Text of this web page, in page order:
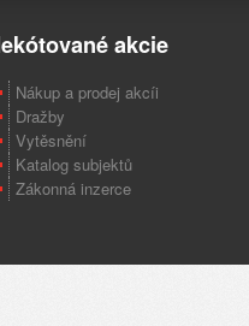
akcie
Nákup a prodej akcíi
Dražby
Vytěsnění
Katalog subjektů
Zákonná inzerce